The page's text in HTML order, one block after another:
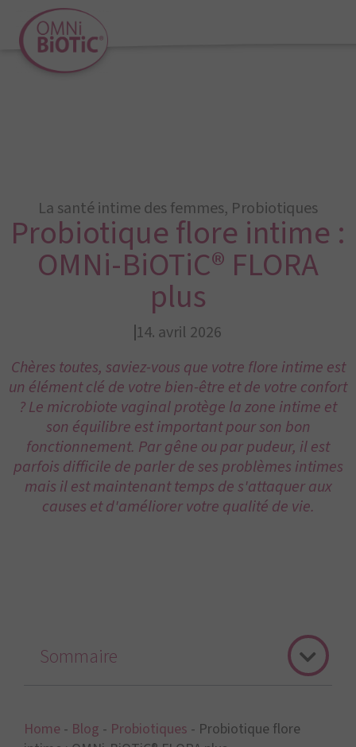
La santé intime des femmes, Probiotiques
Probiotique flore intime :
OMNi-BiOTiC® FLORA
plus
14. avril 2026
Chères toutes, saviez-vous que votre flore intime est
un élément clé de votre bien-être et de votre confort
? Le microbiote vaginal protège la zone intime et
son équilibre est important pour son bon
fonctionnement. Par gêne ou par pudeur, il est
parfois difficile de parler de ses problèmes intimes
mais il est maintenant temps de s'attaquer aux
causes et d'améliorer votre qualité de vie.
Home - Blog - Probiotiques - Probiotique flore
Sommaire